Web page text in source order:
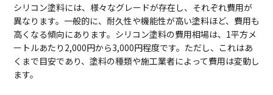
シリコン塗料には、様々なグレードが存在し、それぞれ費用が
異なります。一般的に、耐久性や機能性が高い塗料ほど、費用も
高くなる傾向にあります。シリコン塗料の費用相場は、1平方メ
ートルあたり2,000円から3,000円程度です。ただし、これはあ
くまで目安であり、塗料の種類や施工業者によって費用は変動し
ます。